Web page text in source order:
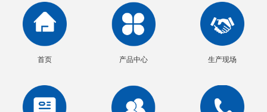
首页 产品中心 生产现场